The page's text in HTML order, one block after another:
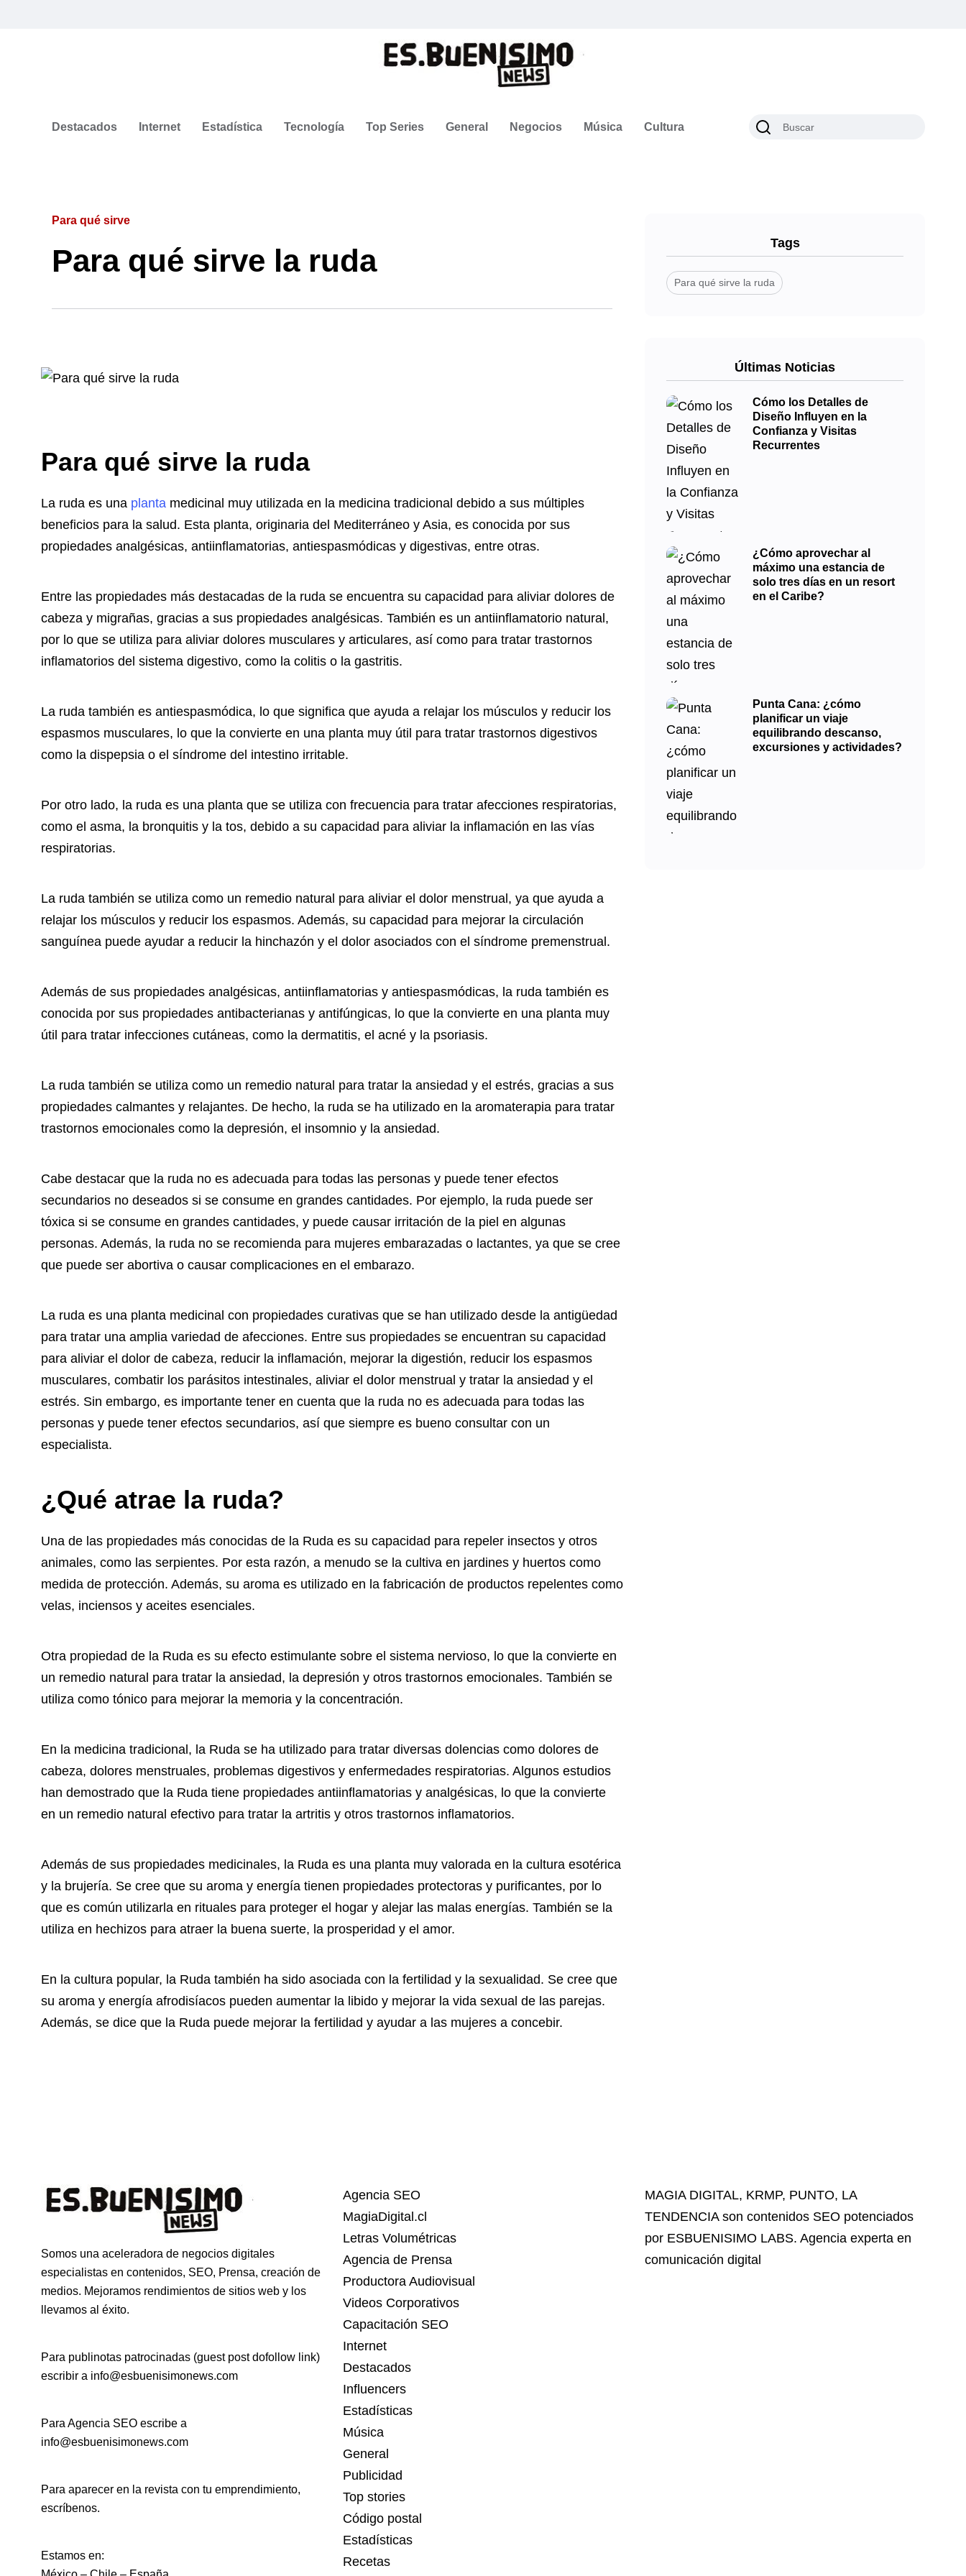
Destacados Internet Estadística Tecnología Top Series General Negocios Música Cultura
Para qué sirve
Para qué sirve la ruda
Para qué sirve la ruda
La ruda es una planta medicinal muy utilizada en la medicina tradicional debido a sus múltiples
beneficios para la salud. Esta planta, originaria del Mediterráneo y Asia, es conocida por sus
propiedades analgésicas, antiinflamatorias, antiespasmódicas y digestivas, entre otras.
Entre las propiedades más destacadas de la ruda se encuentra su capacidad para aliviar dolores de
cabeza y migrañas, gracias a sus propiedades analgésicas. También es un antiinflamatorio natural,
por lo que se utiliza para aliviar dolores musculares y articulares, así como para tratar trastornos
inflamatorios del sistema digestivo, como la colitis o la gastritis.
La ruda también es antiespasmódica, lo que significa que ayuda a relajar los músculos y reducir los
espasmos musculares, lo que la convierte en una planta muy útil para tratar trastornos digestivos
como la dispepsia o el síndrome del intestino irritable.
Por otro lado, la ruda es una planta que se utiliza con frecuencia para tratar afecciones respiratorias,
como el asma, la bronquitis y la tos, debido a su capacidad para aliviar la inflamación en las vías
respiratorias.
La ruda también se utiliza como un remedio natural para aliviar el dolor menstrual, ya que ayuda a
relajar los músculos y reducir los espasmos. Además, su capacidad para mejorar la circulación
sanguínea puede ayudar a reducir la hinchazón y el dolor asociados con el síndrome premenstrual.
Además de sus propiedades analgésicas, antiinflamatorias y antiespasmódicas, la ruda también es
conocida por sus propiedades antibacterianas y antifúngicas, lo que la convierte en una planta muy
útil para tratar infecciones cutáneas, como la dermatitis, el acné y la psoriasis.
La ruda también se utiliza como un remedio natural para tratar la ansiedad y el estrés, gracias a sus
propiedades calmantes y relajantes. De hecho, la ruda se ha utilizado en la aromaterapia para tratar
trastornos emocionales como la depresión, el insomnio y la ansiedad.
Cabe destacar que la ruda no es adecuada para todas las personas y puede tener efectos
secundarios no deseados si se consume en grandes cantidades. Por ejemplo, la ruda puede ser
tóxica si se consume en grandes cantidades, y puede causar irritación de la piel en algunas
personas. Además, la ruda no se recomienda para mujeres embarazadas o lactantes, ya que se cree
que puede ser abortiva o causar complicaciones en el embarazo.
La ruda es una planta medicinal con propiedades curativas que se han utilizado desde la antigüedad
para tratar una amplia variedad de afecciones. Entre sus propiedades se encuentran su capacidad
para aliviar el dolor de cabeza, reducir la inflamación, mejorar la digestión, reducir los espasmos
musculares, combatir los parásitos intestinales, aliviar el dolor menstrual y tratar la ansiedad y el
estrés. Sin embargo, es importante tener en cuenta que la ruda no es adecuada para todas las
personas y puede tener efectos secundarios, así que siempre es bueno consultar con un
especialista.
¿Qué atrae la ruda?
Una de las propiedades más conocidas de la Ruda es su capacidad para repeler insectos y otros
animales, como las serpientes. Por esta razón, a menudo se la cultiva en jardines y huertos como
medida de protección. Además, su aroma es utilizado en la fabricación de productos repelentes como
velas, inciensos y aceites esenciales.
Otra propiedad de la Ruda es su efecto estimulante sobre el sistema nervioso, lo que la convierte en
un remedio natural para tratar la ansiedad, la depresión y otros trastornos emocionales. También se
utiliza como tónico para mejorar la memoria y la concentración.
En la medicina tradicional, la Ruda se ha utilizado para tratar diversas dolencias como dolores de
cabeza, dolores menstruales, problemas digestivos y enfermedades respiratorias. Algunos estudios
han demostrado que la Ruda tiene propiedades antiinflamatorias y analgésicas, lo que la convierte
en un remedio natural efectivo para tratar la artritis y otros trastornos inflamatorios.
Además de sus propiedades medicinales, la Ruda es una planta muy valorada en la cultura esotérica
y la brujería. Se cree que su aroma y energía tienen propiedades protectoras y purificantes, por lo
que es común utilizarla en rituales para proteger el hogar y alejar las malas energías. También se la
utiliza en hechizos para atraer la buena suerte, la prosperidad y el amor.
En la cultura popular, la Ruda también ha sido asociada con la fertilidad y la sexualidad. Se cree que
su aroma y energía afrodisíacos pueden aumentar la libido y mejorar la vida sexual de las parejas.
Además, se dice que la Ruda puede mejorar la fertilidad y ayudar a las mujeres a concebir.
Tags
Para qué sirve la ruda
Últimas Noticias
Cómo los Detalles de
Diseño Influyen en la
Confianza y Visitas
Recurrentes
¿Cómo aprovechar al
máximo una estancia de
solo tres días en un resort
en el Caribe?
Punta Cana: ¿cómo
planificar un viaje
equilibrando descanso,
excursiones y actividades?
Somos una aceleradora de negocios digitales
especialistas en contenidos, SEO, Prensa, creación de
medios. Mejoramos rendimientos de sitios web y los
llevamos al éxito.
Para publinotas patrocinadas (guest post dofollow link)
escribir a info@esbuenisimonews.com
Para Agencia SEO escribe a
info@esbuenisimonews.com
Para aparecer en la revista con tu emprendimiento,
escríbenos.
Estamos en:
Agencia SEO
MagiaDigital.cl
Letras Volumétricas
Agencia de Prensa
Productora Audiovisual
Videos Corporativos
Capacitación SEO
Internet
Destacados
Influencers
Estadísticas
Música
General
Publicidad
Top stories
Código postal
Estadísticas
Recetas
MAGIA DIGITAL, KRMP, PUNTO, LA
TENDENCIAson contenidos SEO potenciados
por ESBUENISIMO LABS. Agencia experta en
comunicación digital